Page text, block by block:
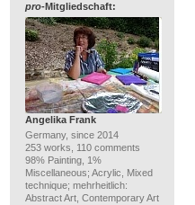
pro-Mitgliedschaft:
Angelika Frank
Germany, since 2014
253 works, 110 comments
98% Painting, 1%
Miscellaneous; Acrylic, Mixed
technique; mehrheitlich:
Abstract Art, Contemporary Art